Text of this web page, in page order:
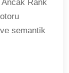
Ancak Rank
semantik